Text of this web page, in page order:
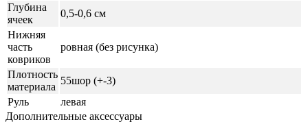
Глубина
ячеек
0,5-0,6 см
Нижняя
часть
ковриков
ровная (без рисунка)
Плотность
материала
55шор (+-3)
Руль
левая
Дополнительные аксессуары